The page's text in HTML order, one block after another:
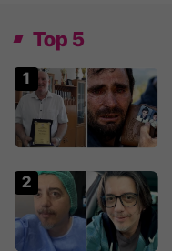
Top 5